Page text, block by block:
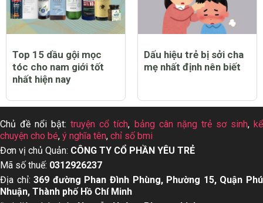
Top 15 dầu gội mọc
tóc cho nam giới tốt
nhất hiện nay
Dấu hiệu trẻ bị sởi cha
mẹ nhất định nên biết
Chủ đề nổi bật:truyện cổ tích,